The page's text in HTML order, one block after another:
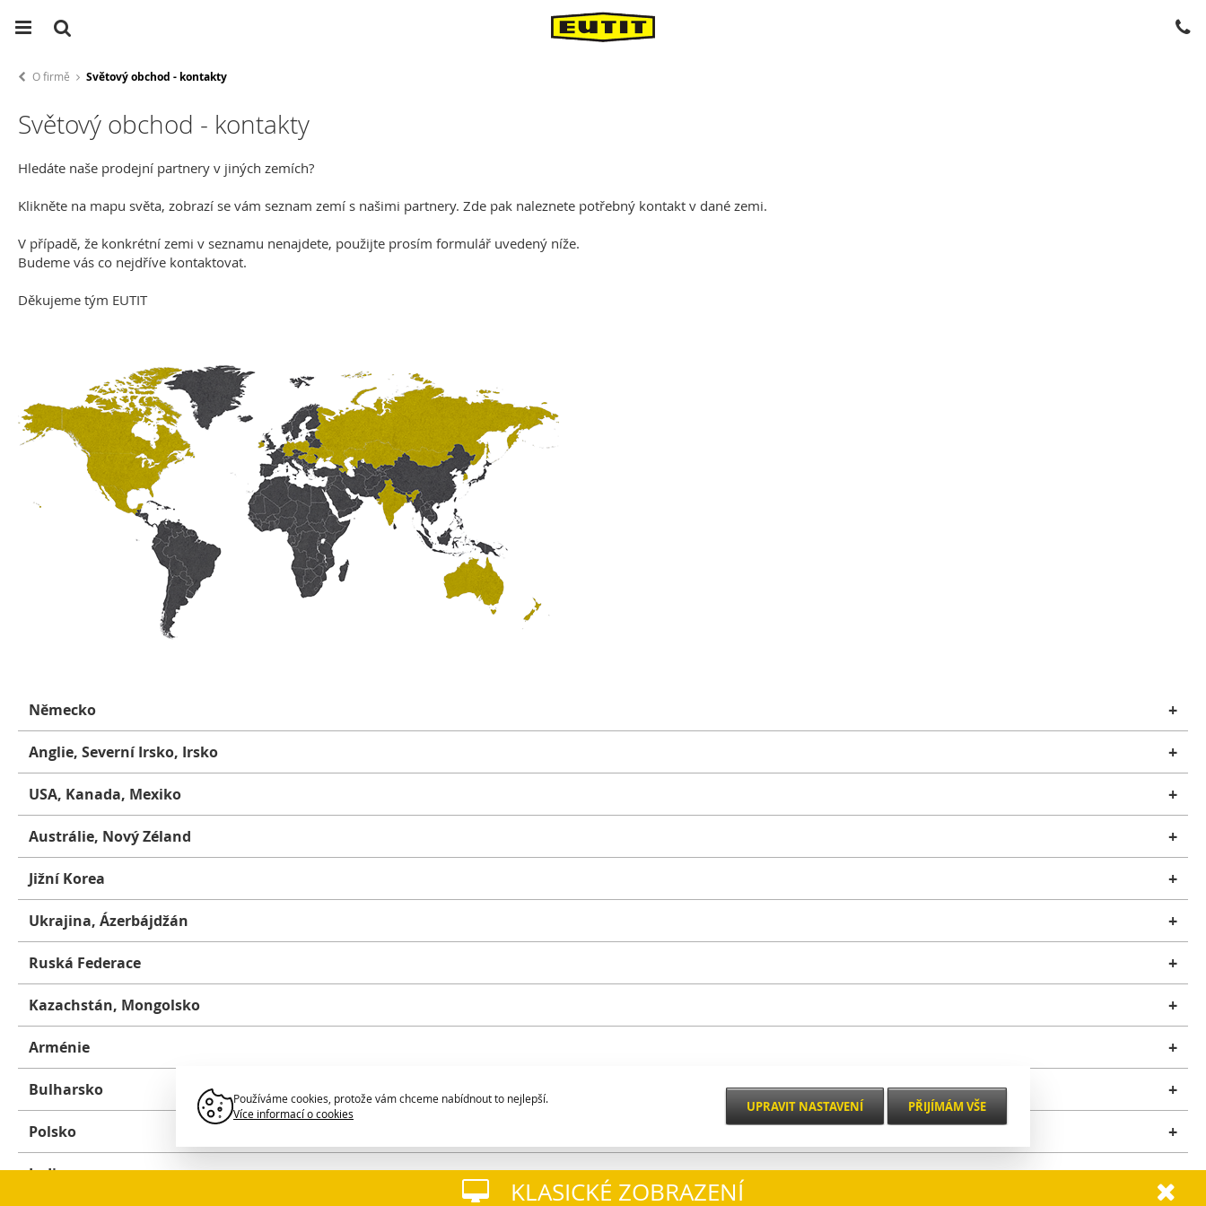
O firmě Světový obchod - kontakty
Světový obchod - kontakty
Hledáte naše prodejní partnery v jiných zemích?
Klikněte na mapu světa, zobrazí se vám seznam zemí s našimi partnery. Zde pak naleznete potřebný kontakt v dané zemi.
V případě, že konkrétní zemi v seznamu nenajdete, použijte prosím formulář uvedený níže.
Budeme vás co nejdříve kontaktovat.
Děkujeme tým EUTIT
Německo +
Anglie, Severní Irsko, Irsko +
USA, Kanada, Mexiko +
Austrálie, Nový Zéland +
Jižní Korea +
Ukrajina, Ázerbájdžán +
Ruská Federace +
Kazachstán, Mongolsko +
Arménie +
Bulharsko +
Polsko +
Indie +
KLASICKÉ ZOBRAZENÍ
Používáme cookies, protože vám chceme nabídnout to nejlepší.
Více informací o cookies
Nezbytné
Pro klíčové funkce webových stránek jako je zabezpečení, správa sítě, přístupnost a základní statistiky o návštěvnících.
UPRAVIT NASTAVENÍ PŘIJÍMÁM VŠE